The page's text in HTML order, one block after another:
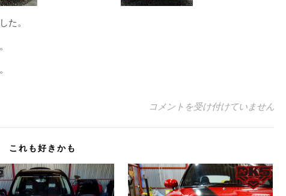
た。
BMW MINI F55 COOPER S
コメントを受け付けていません
これも好きかも